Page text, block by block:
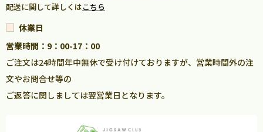
配送に関して詳しくはこちら
休業日
営業時間：9：00-17：00
ご注文は24時間年中無休で受け付けておりますが、営業時間外の注
文やお問合せ等の
ご返答に関しましては翌営業日となります。